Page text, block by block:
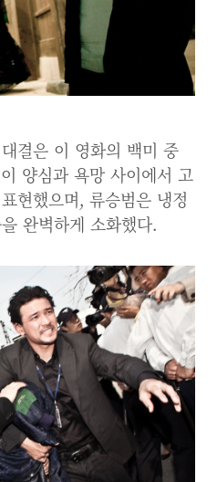
결은 이 영화의 백미 중
양심과 욕망 사이에서 고
현했으며, 류승범은 냉정
완벽하게 소화했다.